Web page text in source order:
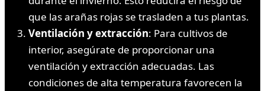
que las arañas rojas se trasladen a tus plantas.
Ventilación y extracción: Para cultivos de
interior, asegúrate de proporcionar una
ventilación y extracción adecuadas. Las
condiciones de alta temperatura favorecen la